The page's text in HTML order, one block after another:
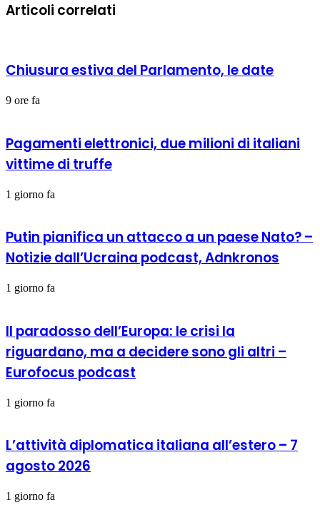
Articoli correlati
Chiusura estiva del Parlamento, le date
9 ore fa
Pagamenti elettronici, due milioni di italiani
vittime di truffe
1 giorno fa
Putin pianifica un attacco a un paese Nato? –
Notizie dall’Ucraina podcast, Adnkronos
1 giorno fa
Il paradosso dell’Europa: le crisi la
riguardano, ma a decidere sono gli altri –
Eurofocus podcast
1 giorno fa
L’attività diplomatica italiana all’estero – 7
agosto 2026
1 giorno fa